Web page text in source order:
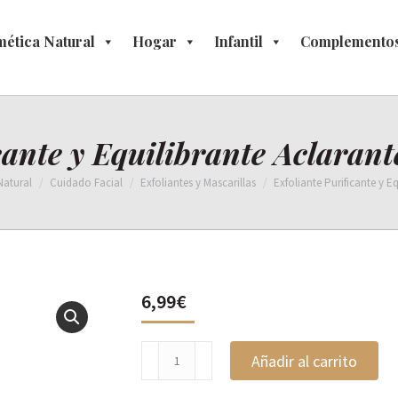
Natural Hogar Infantil
y Equilibrante
Cuidado Facial Exfoliantes y Mascarillas Exfoliante Purificante y
6,99€
Purificante
y
Añadir al carrito
Natural Hogar Infantil